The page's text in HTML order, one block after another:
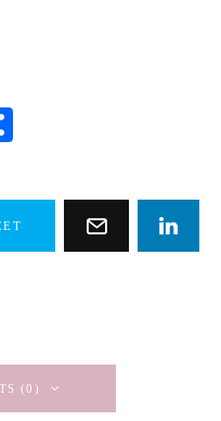
(0)